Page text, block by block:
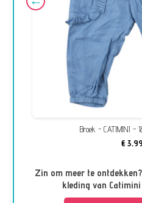
Broek - CATIMINI -
€ 3,99
Zin om meer te
kleding van